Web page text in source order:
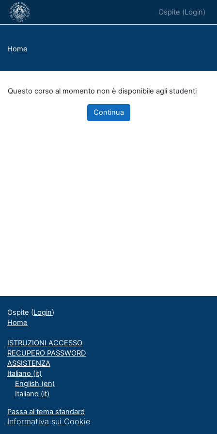
Vai al contenuto principale
Ospite (Login)
Home
Questo corso al momento non è disponibile agli studenti
Continua
Ospite (Login)
Home
ISTRUZIONI ACCESSO
RECUPERO PASSWORD
ASSISTENZA
Italiano ‎(it)‎
English ‎(en)‎
Italiano ‎(it)‎
Passa al tema standard
Informativa sui Cookie